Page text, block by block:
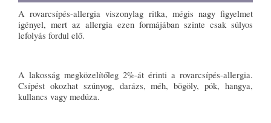
A rovarcsípés-allergia viszonylag ritka, mégis nagy figyelmet
igényel, mert az allergia ezen formájában szinte csak súlyos
lefolyás fordul elő.
A lakosság megközelítőleg 2%-át érinti a rovarcsípés-allergia.
Csípést okozhat szúnyog, darázs, méh, bögöly, pók, hangya,
kullancs vagy medúza.